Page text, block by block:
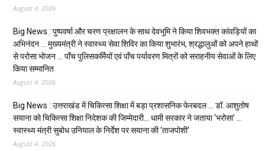
August 4, 2026
Big News : पुष्पवर्षा और चरण प्रक्षालन के साथ देवभूमि ने किया शिवभक्त कांवड़ियों का
अभिनंदन … मुख्यमंत्री ने स्वास्थ्य सेवा शिविर का किया शुभारंभ, श्रद्धालुओं को अपने हाथों
से परोसा भोजन … पाँच पुलिसकर्मियों एवं पाँच पर्यावरण मित्रों को सराहनीय सेवाओं के लिए
किया सम्मानित
August 4, 2026
Big News : उत्तराखंड में चिकित्सा शिक्षा में बड़ा प्रशासनिक फेरबदल … डॉ. आशुतोष
सयाना को चिकित्सा शिक्षा निदेशक की जिम्मेदारी… धामी सरकार ने जताया ‘भरोसा’ …
स्वास्थ्य मंत्री सुबोध उनियाल के निर्देश पर सयाना की ‘ताजपोशी’
August 4, 2026